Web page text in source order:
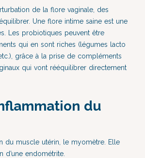
de la flore vaginale, des
Une flore intime saine est une
Les probiotiques peuvent être
qui en sont riches (légumes lacto
grâce à la prise de compléments
qui vont rééquilibrer directement
du
du muscle utérin, le myomètre. Elle
endométrite.